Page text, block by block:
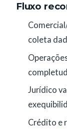
Fluxo
coleta
Jurídico
Crédito e